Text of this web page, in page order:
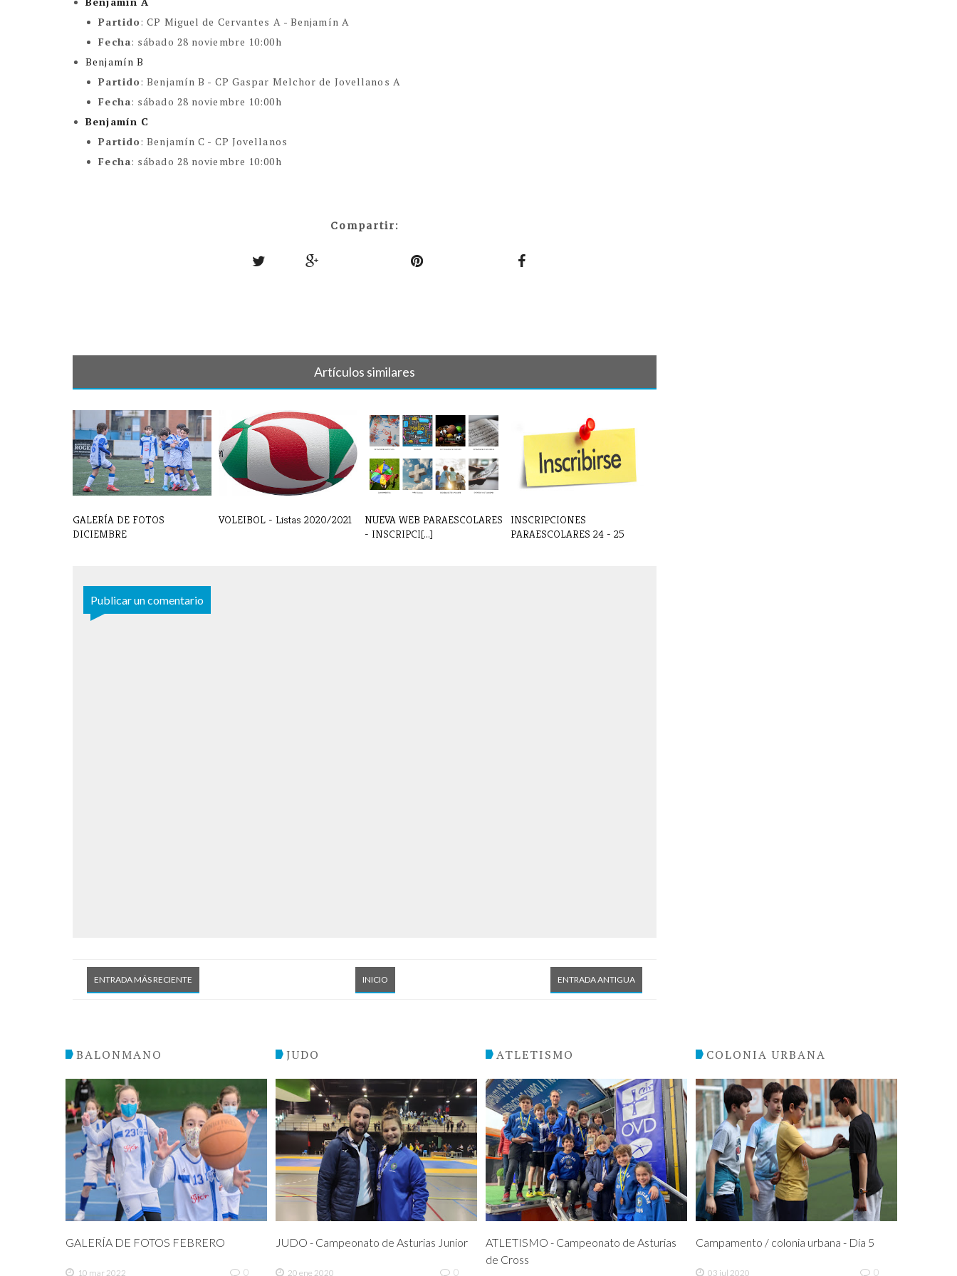
Partido:CP Miguel de Cervantes A - Benjamín A
Fecha: sábado 28 noviembre 10:00h
Benjamín B
Partido:Benjamín B - CP Gaspar Melchor de Jovellanos A
Fecha: sábado 28 noviembre 10:00h
Benjamín C
Partido:Benjamín C - CP Jovellanos
Fecha: sábado 28 noviembre 10:00h
Compartir:
Artículos similares
GALERÍA DE FOTOS
DICIEMBRE
VOLEIBOL - Listas 2020/2021
NUEVA WEB PARAESCOLARES
- INSCRIPCI[...]
INSCRIPCIONES
PARAESCOLARES 24 - 25
Publicar un comentario
ENTRADA MÁS RECIENTE ENTRADA ANTIGUA
INICIO
BALONMANO
GALERÍA DE FOTOS FEBRERO
10 mar 2022 0
JUDO
JUDO - Campeonato de Asturias Junior
20 ene 2020 0
ATLETISMO
ATLETISMO - Campeonato de Asturias
de Cross
COLONIA URBANA
Campamento / colonia urbana - Día 5
03 jul 2020 0